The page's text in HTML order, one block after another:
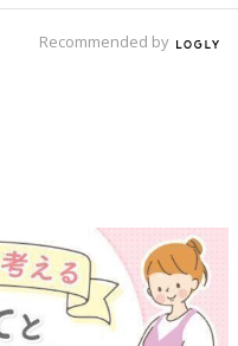
Recommended by